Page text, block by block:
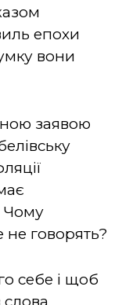
епохи
вони
заявою
Чому
не говорять?
себе і щоб